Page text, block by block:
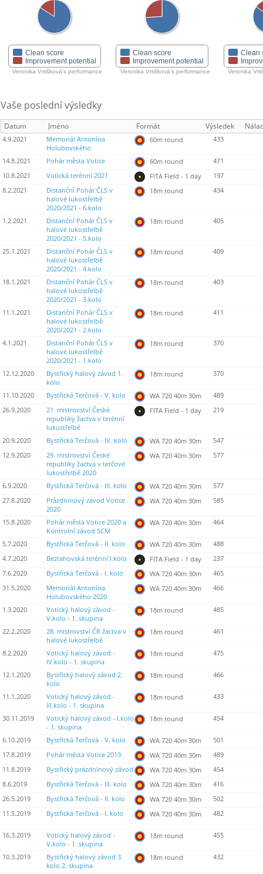
Clean score
Improvement potential
Veronika Vrtišková's performance
Clean score
Improvement potential
Veronika Vrtišková's performance
Clean
Veronika
Vaše poslední výsledky
Datum Jméno Formát Výsledek
4.9.2021
Memoriál Antonína
Holubovského
60m round 433
14.8.2021 Pohár města Votice 60m round
471
10.8.2021
Votická terénní 2021 FITA Field - 1 day
197
8.2.2021
Distanční Pohár ČLS v
halové lukostřelbě
2020/2021 - 6.kolo
18m round 434
1.2.2021
Distanční Pohár ČLS v
halové lukostřelbě
2020/2021 - 5.kolo
18m round 405
25.1.2021
Distanční Pohár ČLS v
halové lukostřelbě
2020/2021 - 4.kolo
18m round 409
18.1.2021
Distanční Pohár ČLS v
halové lukostřelbě
2020/2021 - 3.kolo
18m round 403
11.1.2021
Distanční Pohár ČLS v
halové lukostřelbě
2020/2021 - 2.kolo
18m round 411
4.1.2021
Distanční Pohár ČLS v
halové lukostřelbě
2020/2021 - 1.kolo
18m round 370
12.12.2020
Bystřický halový závod 1.
kolo
18m round 370
11.10.2020 Bystřická Terčová - V. kolo WA 720 40m 30m
489
26.9.2020
21. mistrovství České
republiky žactva v terénní
lukostřelbě
FITA Field - 1 day 219
20.9.2020 Bystřická Terčová - IV. kolo WA 720 40m 30m
547
12.9.2020
29. mistrovství České
republiky žactva v terčové
lukostřelbě 2020
WA 720 40m 30m 577
6.9.2020 Bystřická Terčová - III. kolo WA 720 40m 30m
577
27.8.2020
Prázdninový závod Votice
2020
WA 720 40m 30m 585
15.8.2020
Pohár města Votice 2020 a
Kontrolní závod SCM
WA 720 40m 30m 464
5.7.2020 Bystřická Terčová - II. kolo WA 720 40m 30m
488
4.7.2020
Beztahovská terénní I.kolo FITA Field - 1 day
237
7.6.2020
Bystřická Terčová - I. kolo WA 720 40m 30m
465
31.5.2020
Memoriál Antonína
Holubovského 2020
WA 720 40m 30m 466
1.3.2020
Votický halový závod -
V.kolo - 1. skupina
18m round 485
22.2.2020
28. mistrovství ČR žactva v
halové lukostřelbě
18m round 461
8.2.2020
Votický halový závod -
IV.kolo - 1. skupina
18m round 475
12.1.2020
Bystřický halový závod 2.
kolo
18m round 466
11.1.2020
Votický halový závod -
III.kolo - 1. skupina
18m round 433
30.11.2019
Votický halový závod - I.kolo
- 1. skupina
18m round 454
6.10.2019 Bystřická Terčová - V. kolo WA 720 40m 30m
501
17.8.2019
Pohár města Votice 2019 WA 720 40m 30m
489
11.8.2019
Bystřický prázdninový závod WA 720 40m 30m
454
8.6.2019
Bystřická Terčová - III. kolo WA 720 40m 30m
416
26.5.2019
Bystřická Terčová - II. kolo WA 720 40m 30m
502
11.5.2019
Bystřická Terčová - I. kolo WA 720 40m 30m 482
16.3.2019
Votický halový závod -
V.kolo - 1. skupina
18m round 455
10.3.2019
Bystřický halový závod 3.
kolo 2. skupina
18m round 432